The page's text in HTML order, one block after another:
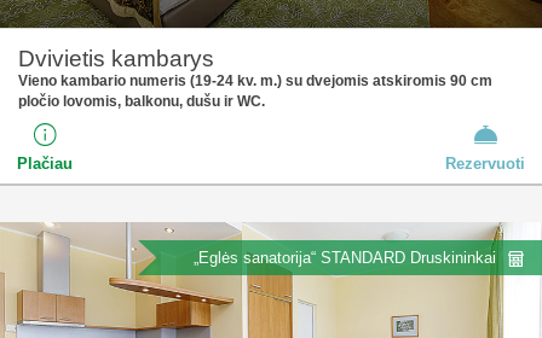
Dvivietis kambarys
Vieno kambario numeris (19-24 kv. m.) su dvejomis atskiromis 90 cm
pločio lovomis, balkonu, dušu ir WC.
Plačiau Rezervuoti
„Eglės sanatorija“ STANDARD Druskininkai